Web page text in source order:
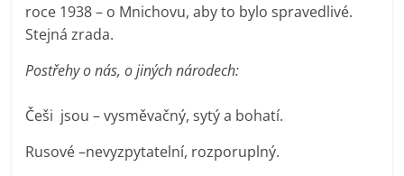
roce 1938 – o Mnichovu, aby to bylo spravedlivé.
Stejná zrada.
Postřehy o nás, o jiných národech:
Češi jsou – vysměvačný, sytý a bohatí.
Rusové –nevyzpytatelní, rozporuplný.